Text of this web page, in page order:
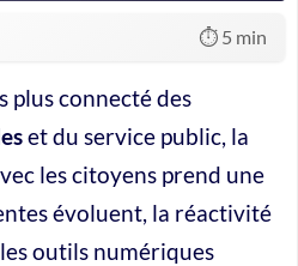
⏱️ 5 min
plus connecté des
et du service public, la
les citoyens prend une
évoluent, la réactivité
outils numériques